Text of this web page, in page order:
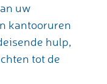
uw
kantooruren
hulp,
tot de